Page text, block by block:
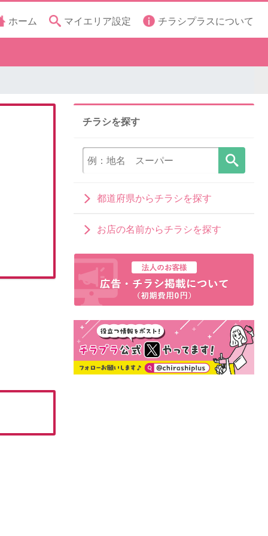
ホーム マイエリア設定 チラシプラスについて
チラシを探す
都道府県からチラシを探す
お店の名前からチラシを探す